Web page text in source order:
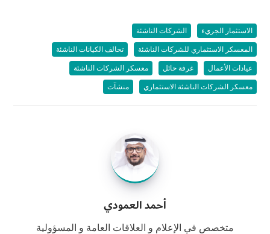
الاستثمار الجريء الشركات الناشئة
المعسكر الاستثماري للشركات الناشئة تحالف الكيانات الناشئة
عيادات الأعمال غرفة حائل معسكر الشركات الناشئة
معسكر الشركات الناشئة الاستثماري منشآت
أحمد العمودي
متخصص في الإعلام و العلاقات العامة و المسؤولية